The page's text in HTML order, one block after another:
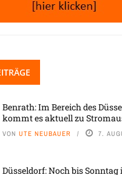
Benrath: Im Bereich des
kommt es aktuell zu
VON UTE NEUBAUER 7.
Düsseldorf: Noch bis